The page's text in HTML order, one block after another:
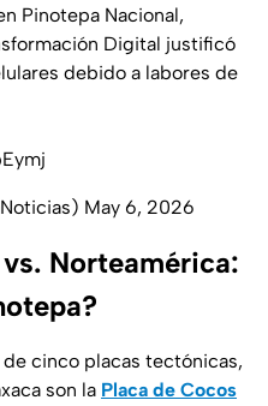
Pinotepa Nacional,
Digital justificó
debido a labores de
May 6, 2026
Norteamérica:
cinco placas tectónicas,
son la Placa de Cocos